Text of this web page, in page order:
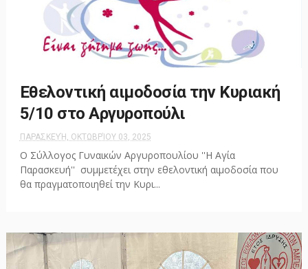
Εθελοντική αιμοδοσία την Κυριακή
5/10 στο Αργυροπούλι
ΠΑΡΑΣΚΕΥΉ, ΟΚΤΩΒΡΊΟΥ 03, 2025
Ο Σύλλογος Γυναικών Αργυροπουλίου ''Η Αγία
Παρασκευή'' συμμετέχει στην εθελοντική αιμοδοσία που
θα πραγματοποιηθεί την Κυρι...